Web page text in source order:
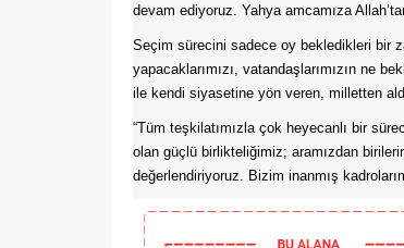
devam ediyoruz. Yahya amcamıza
Seçim sürecini sadece oy bekledikleri bir
yapacaklarımızı, vatandaşlarımızın ne
ile kendi siyasetine yön veren, milletten
“Tüm teşkilatımızla çok heyecanlı bir
olan güçlü birlikteliğimiz; aramızdan
değerlendiriyoruz. Bizim inanmış